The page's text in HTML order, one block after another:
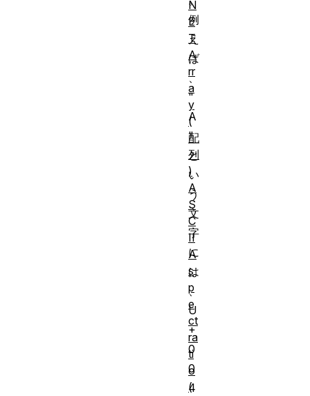
例
え
ば
、
"
A
"
と
い
う
文
字
に
は
、
U
+
0
0
4
N
E
T
A
rr
a
y
(
配
列
)
A
S
C
II
A
s
p
e
ct
ra
ti
o
(